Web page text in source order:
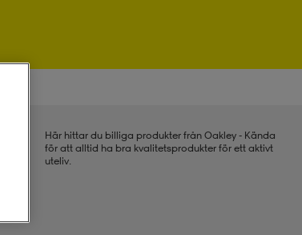
Här hittar du billiga produkter från Oakley - Kända
för att alltid ha bra kvalitetsprodukter för ett aktivt
uteliv.